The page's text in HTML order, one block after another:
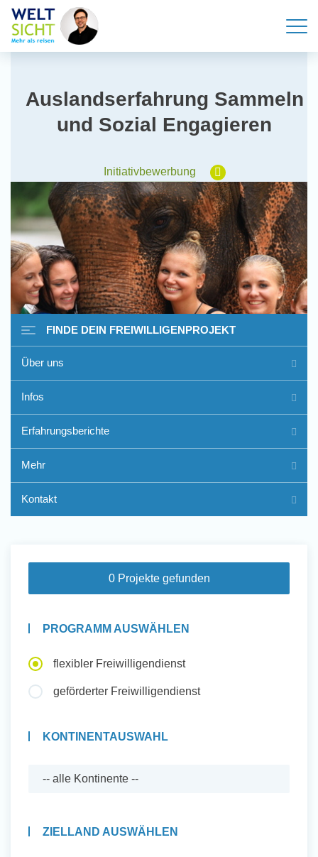
Auslandserfahrung Sammeln
und Sozial Engagieren
Initiativbewerbung
Freiwilligenarbeit im Ausland
- Erfahrungsberichte
Auslandserfahrung Sammeln
und Sozial Engagieren
Initiativbewerbung
FINDE DEIN FREIWILLIGENPROJEKT
Über uns
Infos
Erfahrungsberichte
Mehr
Kontakt
0 Projekte gefunden
PROGRAMM AUSWÄHLEN
flexibler Freiwilligendienst
geförderter Freiwilligendienst
KONTINENTAUSWAHL
ZIELLAND AUSWÄHLEN